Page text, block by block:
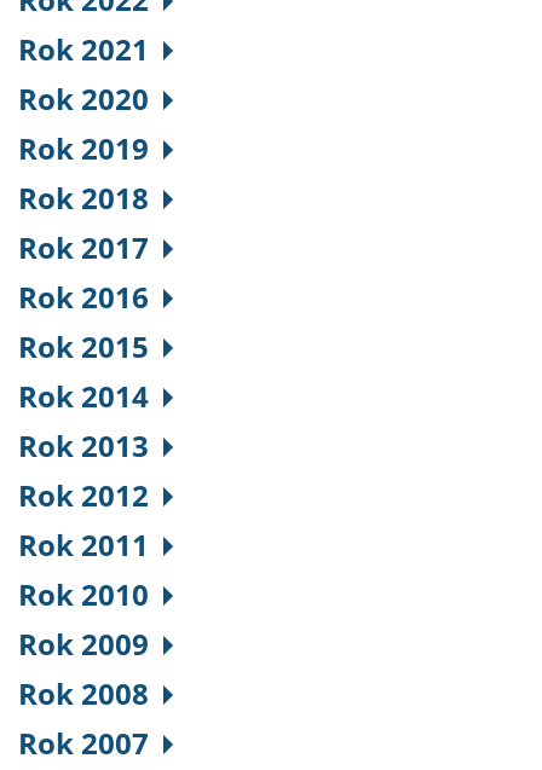
Rok 2021
Rok 2020
Rok 2019
Rok 2018
Rok 2017
Rok 2016
Rok 2015
Rok 2014
Rok 2013
Rok 2012
Rok 2011
Rok 2010
Rok 2009
Rok 2008
Rok 2007